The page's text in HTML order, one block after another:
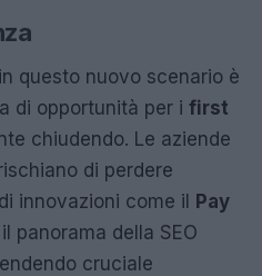
questo nuovo scenario è
di opportunità per i first
chiudendo. Le aziende
di perdere
innovazioni come il Pay
panorama della SEO
cruciale